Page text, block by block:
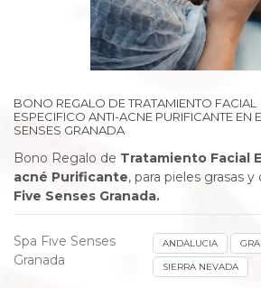
BONO REGALO DE TRATAMIENTO FACIAL
ESPECIFICO ANTI-ACNE PURIFICANTE EN
SENSES GRANADA
Bono Regalo de Tratamiento Facial
acné Purificante, para pieles grasas y
Five Senses Granada.
Spa Five Senses
Granada
ANDALUCIA
SIERRA NEVADA